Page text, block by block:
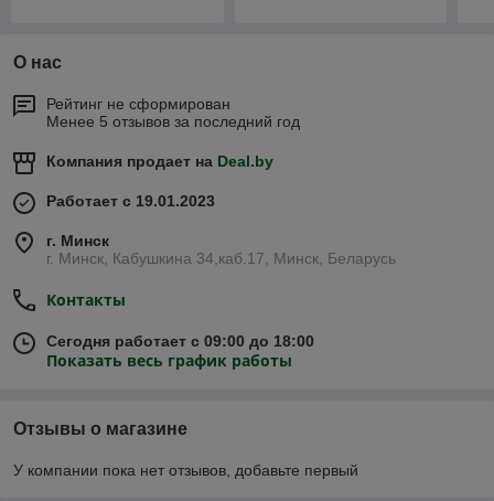
О нас
Рейтинг не сформирован
Менее 5 отзывов за последний год
Компания продает на Deal.by
Работает с 19.01.2023
г. Минск
г. Минск, Кабушкина 34,каб.17, Минск, Беларусь
Контакты
Сегодня работает с 09:00 до 18:00
Показать весь график работы
Отзывы о магазине
У компании пока нет отзывов, добавьте первый